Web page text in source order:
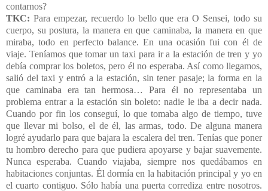
contarnos?
TKC: Para empezar, recuerdo lo bello que era O Sensei, todo su
cuerpo, su postura, la manera en que caminaba, la manera en que
miraba, todo en perfecto balance. En una ocasión fui con él de
viaje. Teníamos que tomar un taxi para ir a la estación de tren y yo
debía comprar los boletos, pero él no esperaba. Así como llegamos,
salió del taxi y entró a la estación, sin tener pasaje; la forma en la
que caminaba era tan hermosa… Para él no representaba un
problema entrar a la estación sin boleto: nadie le iba a decir nada.
Cuando por fin los conseguí, lo que tomaba algo de tiempo, tuve
que llevar mi bolso, el de él, las armas, todo. De alguna manera
logré ayudarlo para que bajara la escalera del tren. Tenías que poner
tu hombro derecho para que pudiera apoyarse y bajar suavemente.
Nunca esperaba. Cuando viajaba, siempre nos quedábamos en
habitaciones conjuntas. Él dormía en la habitación principal y yo en
el cuarto contiguo. Sólo había una puerta corrediza entre nosotros.